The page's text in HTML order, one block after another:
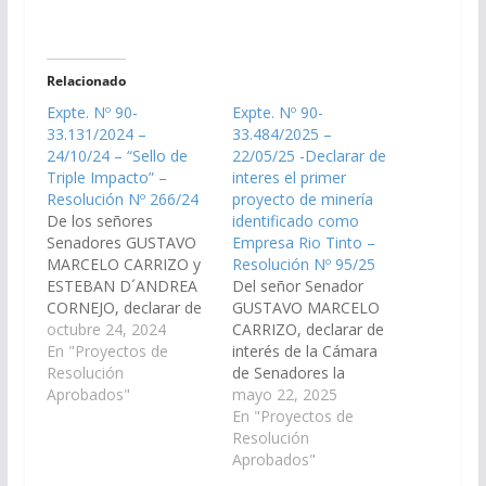
Relacionado
Expte. Nº 90-
33.131/2024 –
24/10/24 – “Sello de
Triple Impacto” –
Resolución Nº 266/24
De los señores
Senadores GUSTAVO
MARCELO CARRIZO y
ESTEBAN D´ANDREA
CORNEJO, declarar de
interés de la Cámara
de Senadores el
Programa “Sello de
Triple Impacto”,
octubre 24, 2024
En "Proyectos de
Resolución
Aprobados"
Expte. Nº 90-
33.484/2025 –
22/05/25 -Declarar de
interes el primer
proyecto de minería
identificado como
Empresa Rio Tinto –
Resolución Nº 95/25
Del señor Senador
GUSTAVO MARCELO
CARRIZO, declarar de
interés de la Cámara
de Senadores la
aprobación por parte
del Comité Evaluador
del Régimen de
Incentivos para
mayo 22, 2025
En "Proyectos de
Resolución
Aprobados"